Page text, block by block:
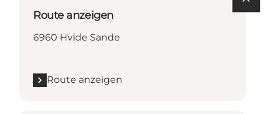
Route anzeigen
6960 Hvide Sande
Route anzeigen